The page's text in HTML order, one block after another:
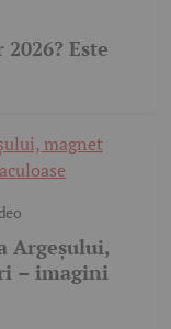
Este
Argeșului,
– imagini